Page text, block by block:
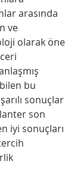
arasında
ve
olarak öne
bu
sonuçlar
son
iyi sonuçları